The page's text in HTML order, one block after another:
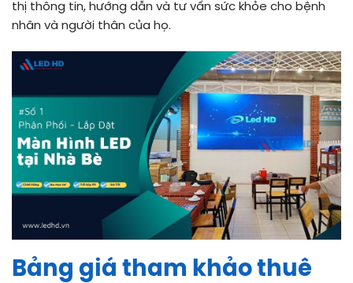
thị thông tin, hướng dẫn và tư vấn sức khỏe cho bệnh
nhân và người thân của họ.
Bảng giá tham khảo thuê